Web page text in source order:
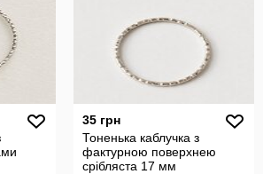
35 грн
Тоненька каблучка з
фактурною поверхнею
срібляста 17 мм